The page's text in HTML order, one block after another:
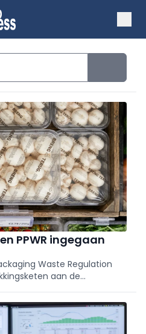
PPWR ingegaan
Waste Regulation
aan de
augustus van kracht
op essentiële